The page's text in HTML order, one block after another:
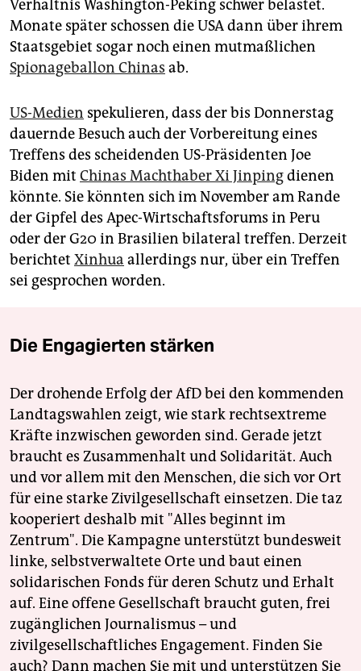
Verhältnis Washington-Peking schwer belastet.
Monate später schossen die USA dann über ihrem
Staatsgebiet sogar noch einen mutmaßlichen
Spionageballon Chinas ab.
US-Medien spekulieren, dass der bis Donnerstag
dauernde Besuch auch der Vorbereitung eines
Treffens des scheidenden US-Präsidenten Joe
Biden mit Chinas Machthaber Xi Jinpingdienen
könnte. Sie könnten sich im November am Rande
der Gipfel des Apec-Wirtschaftsforums in Peru
oder der G20 in Brasilien bilateral treffen. Derzeit
berichtet Xinhua allerdings nur, über ein Treffen
sei gesprochen worden.
Die Engagierten stärken
Der drohende Erfolg der AfD bei den kommenden
Landtagswahlen zeigt, wie stark rechtsextreme
Kräfte inzwischen geworden sind. Gerade jetzt
braucht es Zusammenhalt und Solidarität. Auch
und vor allem mit den Menschen, die sich vor Ort
für eine starke Zivilgesellschaft einsetzen. Die taz
kooperiert deshalb mit "Alles beginnt im
Zentrum". Die Kampagne unterstützt bundesweit
linke, selbstverwaltete Orte und baut einen
solidarischen Fonds für deren Schutz und Erhalt
auf. Eine offene Gesellschaft braucht guten, frei
zugänglichen Journalismus – und
zivilgesellschaftliches Engagement. Finden Sie
auch? Dann machen Sie mit und unterstützen Sie